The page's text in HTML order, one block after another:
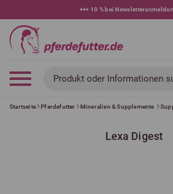
+++ 10 % bei
Produkt oder Informationen
Startseite Pferdefutter Mineralien & Supplemente
Lexa Digest